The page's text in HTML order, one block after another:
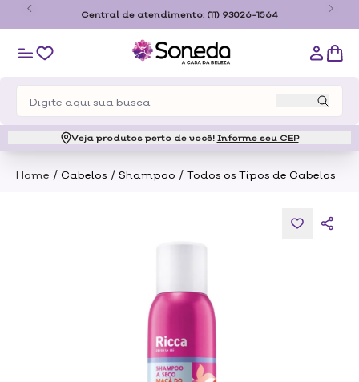
Central de atendimento: (11) 93026-1564
Veja produtos perto de você! Informe seu CEP
Home / Cabelos / Shampoo / Todos os Tipos de Cabelos